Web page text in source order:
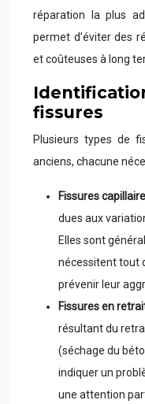
réparation la plus
permet d’éviter des
et coûteuses à long
fissures
Plusieurs types de
anciens, chacune
Fissures
dues aux
Elles sont
nécessitent tout
prévenir leur
Fissures en
résultant du
(séchage du
indiquer un
une attention